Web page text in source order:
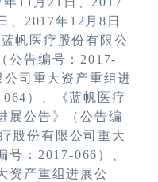
、2017年12月8日
帆医疗股份有限公
公告编号： 2017-
司重大资产重组进
064）、《蓝帆医疗
展公告》（公告编
股份有限公司重大
号： 2017-066）、
资产重组进展公